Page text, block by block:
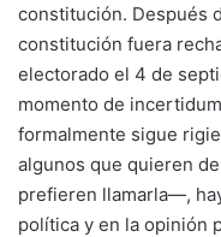
constitución. Después
constitución fuera
electorado el 4 de
momento de
formalmente sigue
algunos que quieren
prefieren llamarla—,
política y en la opinión